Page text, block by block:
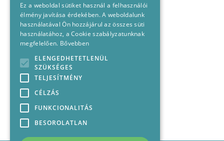
Ez a weboldal sütiket használ a felhasználói
élmény javítása érdekében. A weboldalunk
használatával Ön hozzájárul az összes süti
használatához, a Cookie szabályzatunknak
megfelelően. Bővebben
ELENGEDHETETLENÜL
SZÜKSÉGES
TELJESÍTMÉNY
CÉLZÁS
FUNKCIONALITÁS
BESOROLATLAN